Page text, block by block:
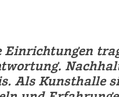
Einrichtungen
Als Kunsthalle